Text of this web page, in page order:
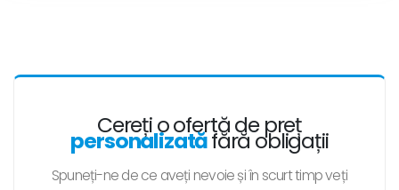
Cereți o ofertă de preț
personalizatăfără obligații
Spuneți-ne de ce aveți nevoie și în scurt timp veți